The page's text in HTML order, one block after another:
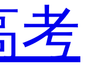
考